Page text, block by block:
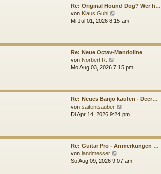
r
a
t
e
r
i
t
a
Re: Original Hound Dog? Wer h…
von Klaus Guhl
e
s
t
r
i
t
r
a
Mi Jul 01, 2026 8:15 am
Re: Neue Octav-Mandoline
von Norbert R.
e
s
t
e
r
i
t
r
a
Mo Aug 03, 2026 7:15 pm
Re: Neues Banjo kaufen - Deer…
von saitentsauber
e
s
t
r
Di Apr 14, 2026 9:24 pm
Re: Guitar Pro - Anmerkungen …
von landmesser
e
So Aug 09, 2026 9:07 am